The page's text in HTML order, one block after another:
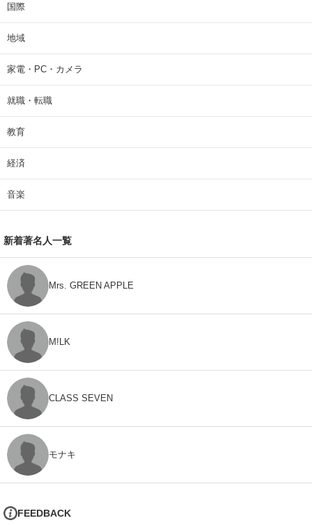
国際
地域
家電・PC・カメラ
就職・転職
教育
経済
音楽
新着著名人一覧
Mrs. GREEN APPLE
M!LK
CLASS SEVEN
モナキ
FEEDBACK